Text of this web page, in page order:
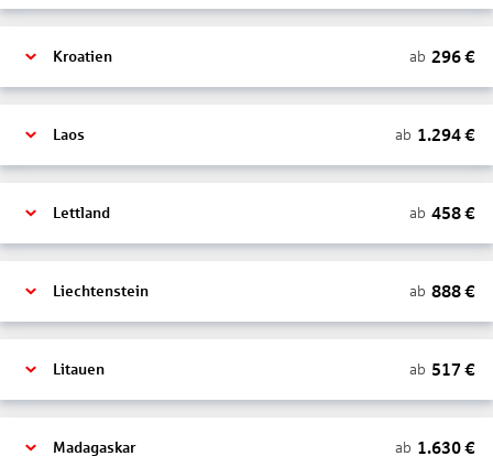
Kroatien ab 296€
Laos ab 1.294€
Lettland ab 458€
Liechtenstein ab 888€
Litauen ab 517 €
Madagaskar ab 1.630€